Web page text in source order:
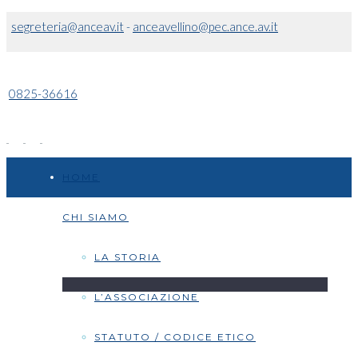
segreteria@anceav.it- anceavellino@pec.ance.av.it
0825-36616
CHI SIAMO
LA STORIA
L’ASSOCIAZIONE
STATUTO / CODICE ETICO